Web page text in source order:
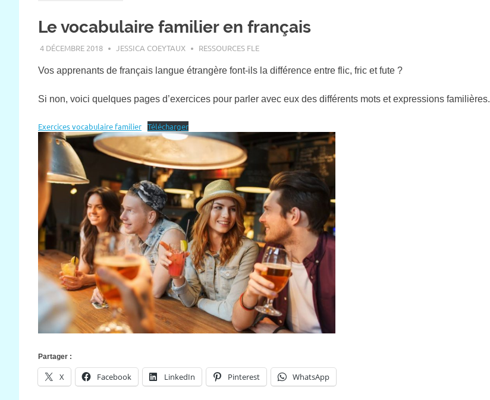
Le vocabulaire familier en français
4 DÉCEMBRE 2018 JESSICA COEYTAUX RESSOURCES FLE
Vos apprenants de français langue étrangère font-ils la différence entre flic, fric et fute ?
Si non, voici quelques pages d’exercices pour parler avec eux des différents mots et expressions familières.
Exercices vocabulaire familier Télécharger
Partager :
X Facebook LinkedIn Pinterest WhatsApp